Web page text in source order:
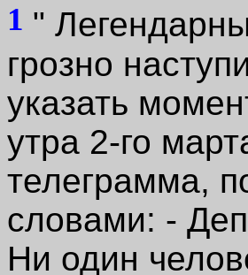
1 "
грозно
указать
утра 2-го
телеграмма,
словами: -
Ни один